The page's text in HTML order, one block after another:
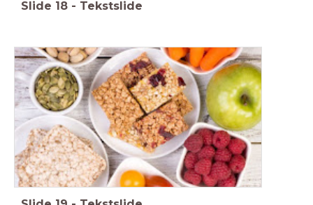
Slide 18 - Tekstslide